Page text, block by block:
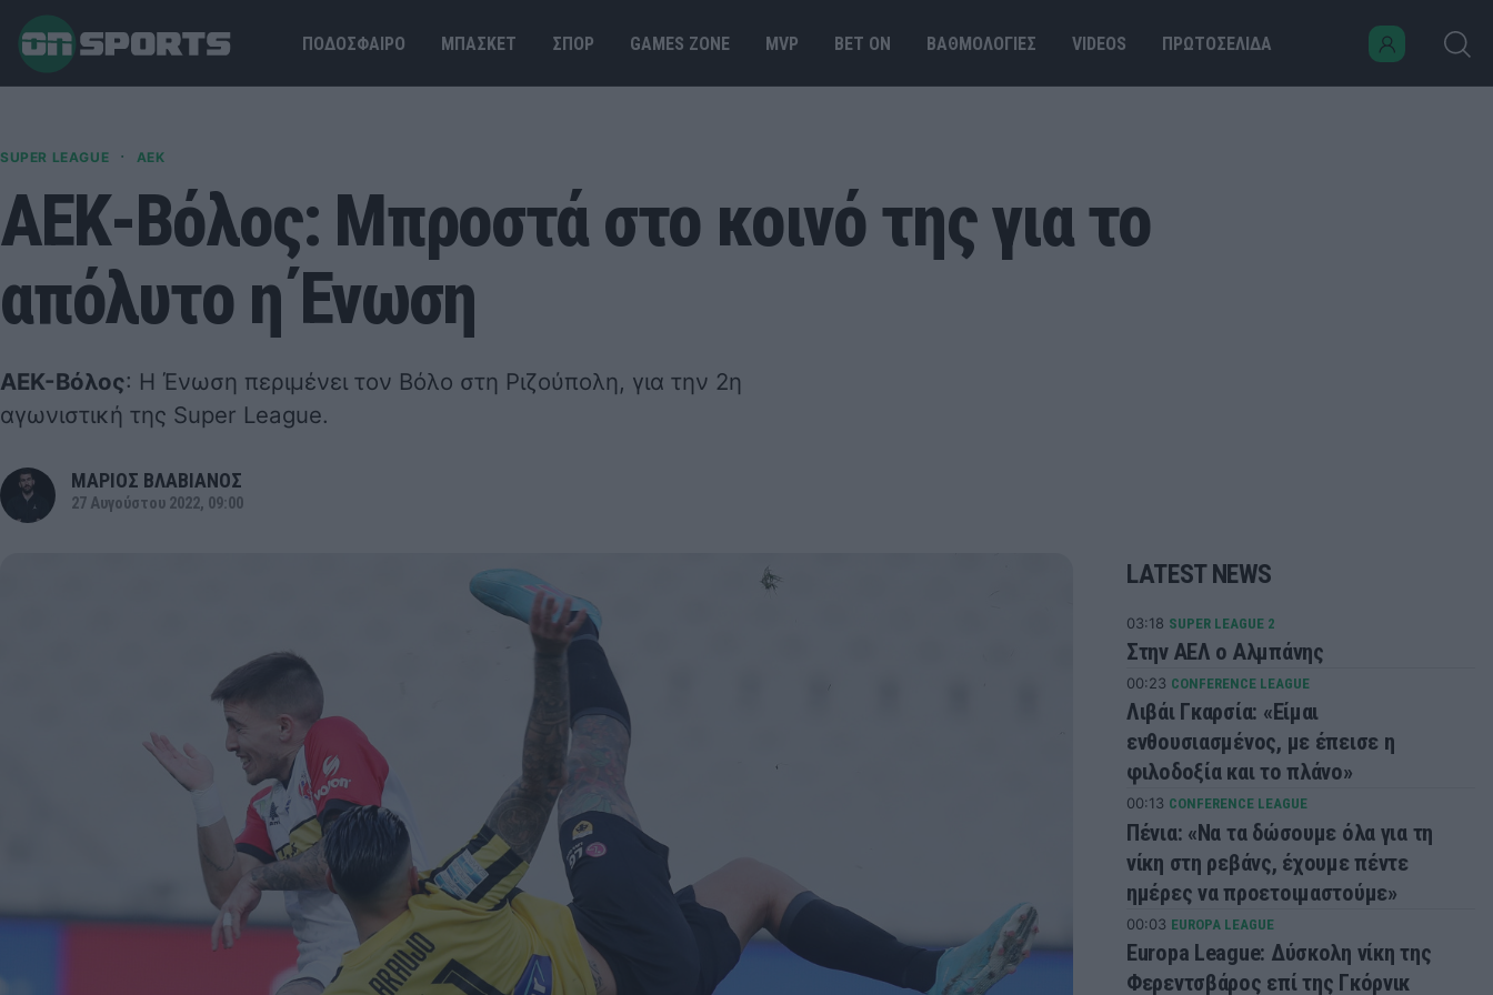
ΠΟΔΟΣΦΑΙΡΟ ΜΠΑΣΚΕΤ ΣΠΟΡ GAMES ΖΟΝΕ MVP BET ΟΝ ΒΑΘΜΟΛΟΓΙΕΣ VIDEOS ΠΡΩΤΟΣΕΛΙΔΑ
SUPER LEAGUE · ΑΕΚ
ΑΕΚ-Βόλος: Μπροστά στο κοινό της για το
απόλυτο η Ένωση
ΑΕΚ-Βόλος: Η Ένωση περιμένει τον Βόλο στη Ριζούπολη, για την 2η
αγωνιστική της Super League.
ΜΑΡΙΟΣ ΒΛΑΒΙΑΝΟΣ
27 Αυγούστου 2022, 09:00
LATEST NEWS
03:18 SUPER LEAGUE 2
Στην ΑΕΛ ο Αλμπάνης
00:23 CONFERENCE LEAGUE
Λιβάι Γκαρσία: «Είμαι
ενθουσιασμένος, με έπεισε η
φιλοδοξία και το πλάνο»
00:13 CONFERENCE LEAGUE
Πένια: «Να τα δώσουμε όλα για τη
νίκη στη ρεβάνς, έχουμε πέντε
ημέρες να προετοιμαστούμε»
00:03 EUROPA LEAGUE
Europa League: Δύσκολη νίκη της
Φερεντσβάρος επί της Γκόρνικ